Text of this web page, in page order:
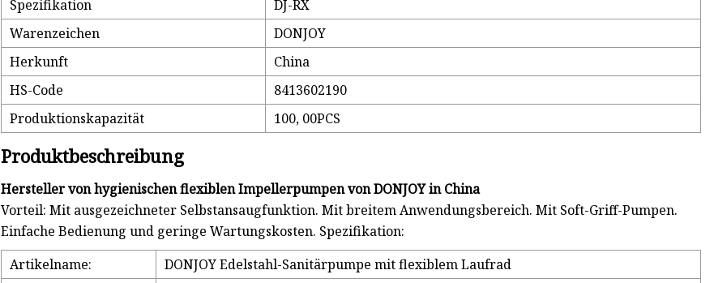
Spezifikation
DJ-RX
Warenzeichen
DONJOY
Herkunft
China
HS-Code
8413602190
Produktionskapazität
100, 00PCS
Produktbeschreibung
Hersteller von hygienischen flexiblen Impellerpumpen von DONJOY in China
Vorteil: Mit ausgezeichneter Selbstansaugfunktion. Mit breitem Anwendungsbereich. Mit Soft-Griff-Pumpen.
Einfache Bedienung und geringe Wartungskosten. Spezifikation:
Artikelname:
DONJOY Edelstahl-Sanitärpumpe mit flexiblem Laufrad